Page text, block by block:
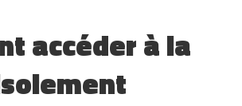
— just pure gaming content
accéder à la